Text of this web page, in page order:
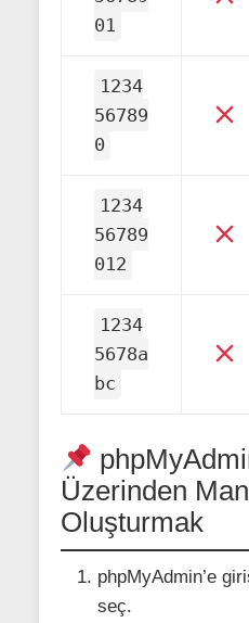
01
1234
56789
0
1234
56789
012
1234
5678a
bc
Üzerinden
Oluşturmak
phpMyAdmin’e
seç.